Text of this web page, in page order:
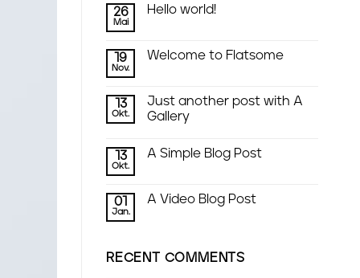
26
Mai
Hello world!
19
Nov.
Welcome to Flatsome
13
Okt.
Just another post with A
Gallery
13
Okt.
A Simple Blog Post
01
Jan.
A Video Blog Post
RECENT COMMENTS